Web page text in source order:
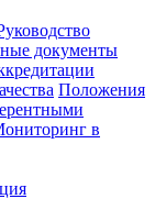
документы
Положения
в